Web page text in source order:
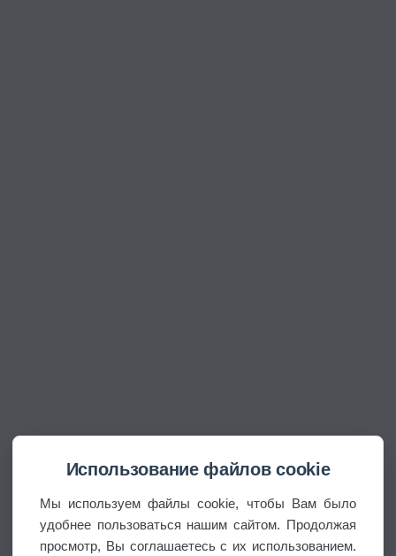
Использование файлов cookie
Мы используем файлы cookie, чтобы Вам было
удобнее пользоваться нашим сайтом. Продолжая
просмотр, Вы соглашаетесь с их использованием.